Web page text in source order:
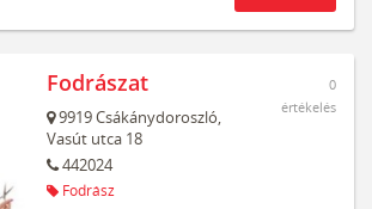
Fodrászat
9919Csákánydoroszló,
Vasút utca 18
442024
Fodrász
0
értékelés